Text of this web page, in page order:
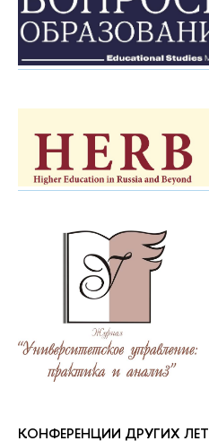
КОНФЕРЕНЦИИ ДРУГИХ ЛЕТ